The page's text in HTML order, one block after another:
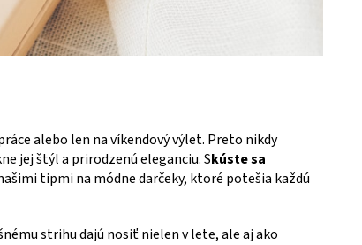
alebo len na víkendový výlet. Preto nikdy
jej štýl a prirodzenú eleganciu. Skúste sa
tipmi na módne darčeky, ktoré potešia každú
strihu dajú nosiť nielen v lete, ale aj ako